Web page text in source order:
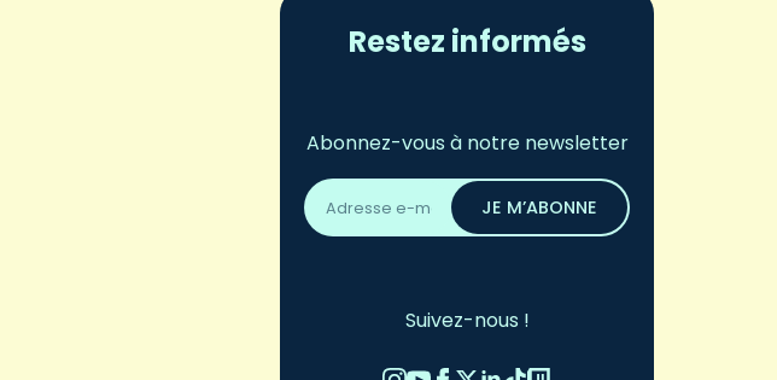
Restez informés
Abonnez-vous à notre newsletter
Adresse
email
*
JE M’ABONNE
Suivez-nous !